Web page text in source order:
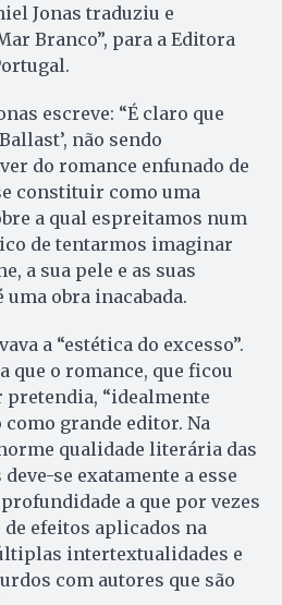
Jonas traduziu e
Branco”, para a Editora
escreve: “É claro que
não sendo
do romance enfunado de
constituir como uma
a qual espreitamos num
de tentarmos imaginar
a sua pele e as suas
uma obra inacabada.
a “estética do excesso”.
que o romance, que ficou
pretendia, “idealmente
grande editor. Na
qualidade literária das
se exatamente a esse
profundidade a que por vezes
de efeitos aplicados na
intertextualidades e
com autores que são